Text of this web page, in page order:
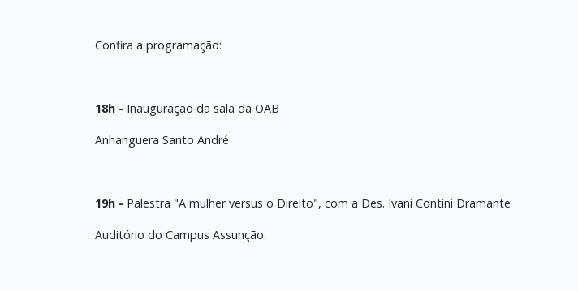
Confira a programação:
18h - Inauguração da sala da OAB
Anhanguera Santo André
19h - Palestra "A mulher versus o Direito", com a Des. Ivani Contini Dramante
Auditório do Campus Assunção.